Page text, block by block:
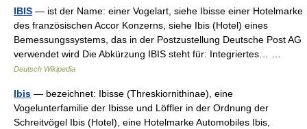
IBIS — ist der Name: einer Vogelart, siehe Ibisse einer Hotelmarke
des französischen Accor Konzerns, siehe Ibis (Hotel) eines
Bemessungssystems, das in der Postzustellung Deutsche Post AG
verwendet wird Die Abkürzung IBIS steht für: Integriertes… …
Deutsch Wikipedia
Ibis — bezeichnet: Ibisse (Threskiornithinae), eine
Vogelunterfamilie der Ibisse und Löffler in der Ordnung der
Schreitvögel Ibis (Hotel), eine Hotelmarke Automobiles Ibis,